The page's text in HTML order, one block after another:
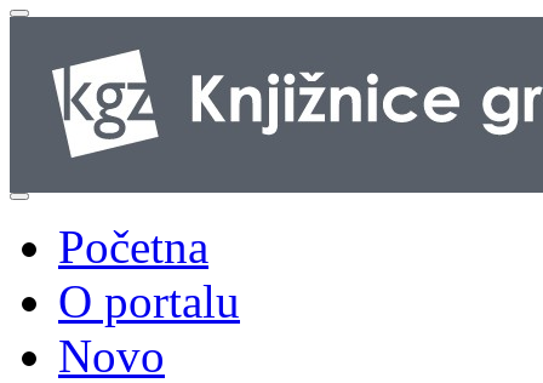
Početna
O portalu
Novo